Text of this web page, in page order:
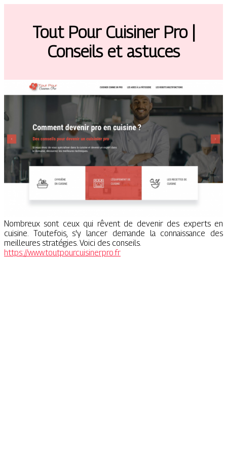
Tout Pour Cuisiner Pro |
Conseils et astuces
Nombreux sont ceux qui rêvent de devenir des experts en
cuisine. Toutefois, s'y lancer demande la connaissance des
meilleures stratégies. Voici des conseils.
https://www.toutpourcuisinerpro.fr